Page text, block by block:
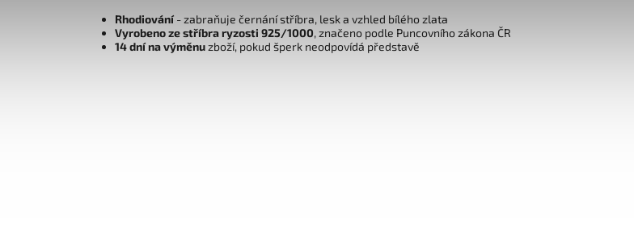
Rhodiování- zabraňuje černání stříbra, lesk a vzhled bílého zlata
Vyrobeno ze stříbra ryzosti 925/1000, značeno podle Puncovního zákona ČR
14 dní na výměnuzboží, pokud šperk neodpovídá představě